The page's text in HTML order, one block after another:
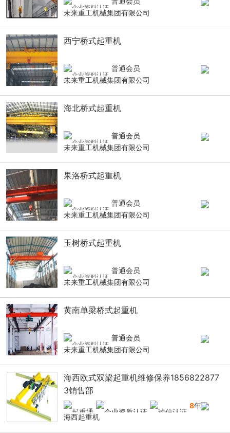
未来重工机械集团有限公司
西宁桥式起重机
普通会员
未来重工机械集团有限公司
海北桥式起重机
普通会员
未来重工机械集团有限公司
果洛桥式起重机
普通会员
未来重工机械集团有限公司
玉树桥式起重机
普通会员
未来重工机械集团有限公司
黄南单梁桥式起重机
普通会员
未来重工机械集团有限公司
海西欧式双梁起重机维修保养1856822877
3销售部
8年
海西起重机